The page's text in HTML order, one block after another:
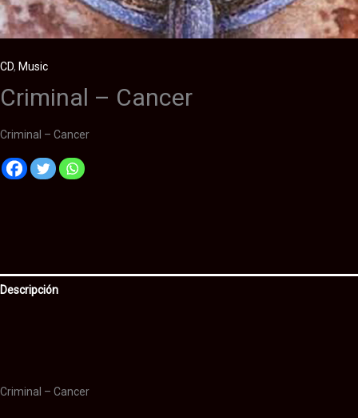
CD, Music
Criminal – Cancer
Criminal – Cancer
Descripción
Criminal – Cancer